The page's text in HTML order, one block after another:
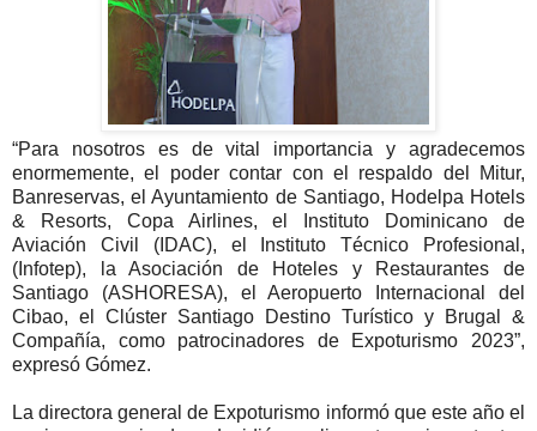
“Para nosotros es de vital importancia y agradecemos
enormemente, el poder contar con el respaldo del Mitur,
Banreservas, el Ayuntamiento de Santiago, Hodelpa Hotels
& Resorts, Copa Airlines, el Instituto Dominicano de
Aviación Civil (IDAC), el Instituto Técnico Profesional,
(Infotep), la Asociación de Hoteles y Restaurantes de
Santiago (ASHORESA), el Aeropuerto Internacional del
Cibao, el Clúster Santiago Destino Turístico y Brugal &
Compañía, como patrocinadores de Expoturismo 2023”,
expresó Gómez.
La directora general de Expoturismo informó que este año el